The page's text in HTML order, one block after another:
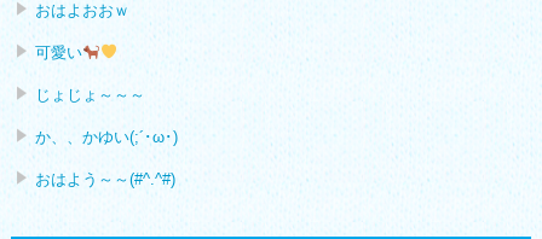
おはよおおｗ
可愛い
じょじょ～～～
か、、かゆい(;´･ω･)
おはよう～～(#^.^#)